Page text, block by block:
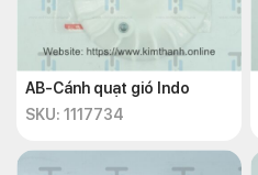
AB-Cánh quạt gió Indo
SKU: 1117734